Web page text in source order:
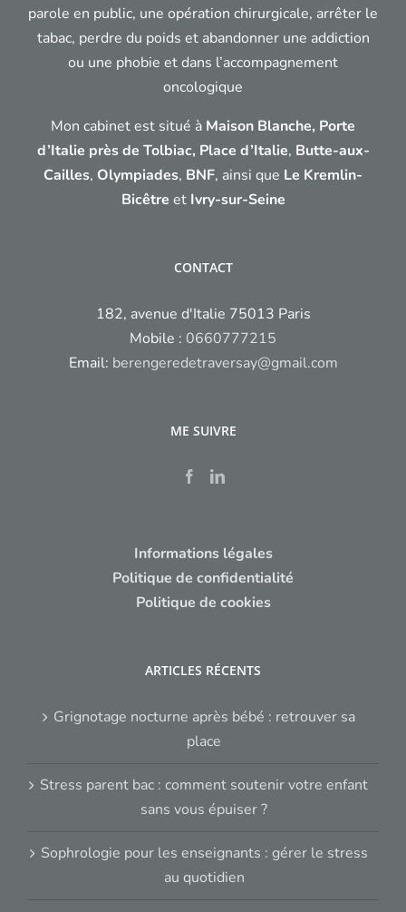
parole en public, une opération chirurgicale, arrêter le
tabac, perdre du poids et abandonner une addiction
ou une phobie et dans l’accompagnement
oncologique
Mon cabinet est situé à Maison Blanche, Porte
d’Italie près de Tolbiac, Place d’Italie, Butte-aux-
Cailles, Olympiades, BNF, ainsi que Le Kremlin-
Bicêtre et Ivry-sur-Seine
CONTACT
182, avenue d'Italie 75013 Paris
Mobile : 0660777215
Email: berengeredetraversay@gmail.com
ME SUIVRE
Informations légales
Politique de confidentialité
Politique de cookies
ARTICLES RÉCENTS
Grignotage nocturne après bébé : retrouver sa
place
Stress parent bac : comment soutenir votre enfant
sans vous épuiser ?
Sophrologie pour les enseignants : gérer le stress
au quotidien